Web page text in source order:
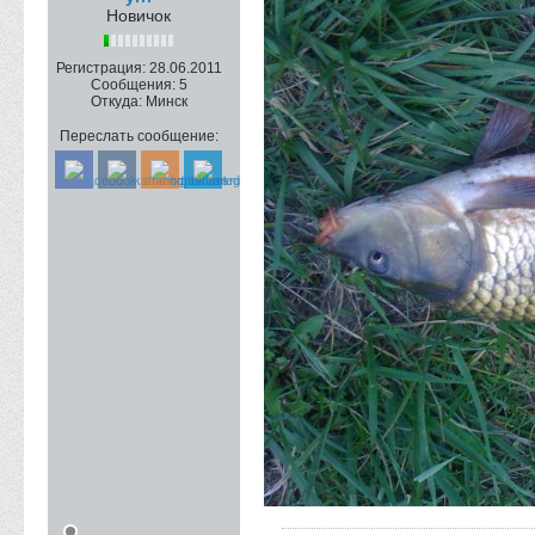
Новичок
Регистрация: 28.06.2011
Сообщения: 5
Откуда: Минск
Переслать сообщение: